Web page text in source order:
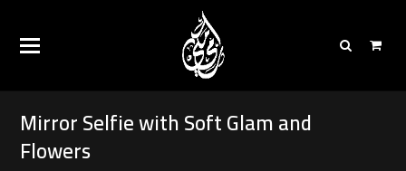
Mirror Selfie with Soft Glam and
Flowers